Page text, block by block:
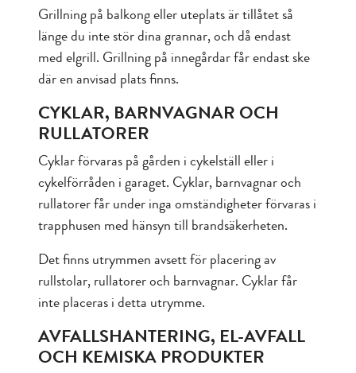
Grillning på balkong eller uteplats är tillåtet så
länge du inte stör dina grannar, och då endast
med elgrill. Grillning på innegårdar får endast ske
där en anvisad plats finns.
CYKLAR, BARNVAGNAR OCH
RULLATORER
Cyklar förvaras på gården i cykelställ eller i
cykelförråden i garaget. Cyklar, barnvagnar och
rullatorer får under inga omständigheter förvaras i
trapphusen med hänsyn till brandsäkerheten.
Det finns utrymmen avsett för placering av
rullstolar, rullatorer och barnvagnar. Cyklar får
inte placeras i detta utrymme.
AVFALLSHANTERING, EL-AVFALL
OCH KEMISKA PRODUKTER